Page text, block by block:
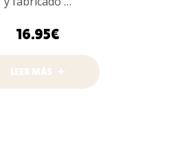
16.95€
LEER MÁS